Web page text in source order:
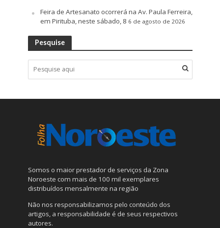
Feira de Artesanato ocorrerá na Av. Paula Ferreira,
em Pirituba, neste sábado, 8 6 de agosto de 2026
Pesquise
Somos o maior prestador de serviços da Zona
Noroeste com mais de 100 mil exemplares
distribuídos mensalmente na região
Não nos responsabilizamos pelo conteúdo dos
artigos, a responsabilidade é de seus respectivos
autores.